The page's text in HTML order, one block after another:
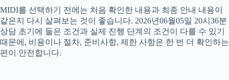
MIDI를 선택하기 전에는 처음 확인한 내용과 최종 안내 내용이
같은지 다시 살펴보는 것이 좋습니다. 2026년06월05일 20시36분
상담 초기에 들은 조건과 실제 진행 단계의 조건이 다를 수 있기
때문에, 비용이나 절차, 준비사항, 제한 사항은 한 번 더 확인하는
편이 안전합니다.